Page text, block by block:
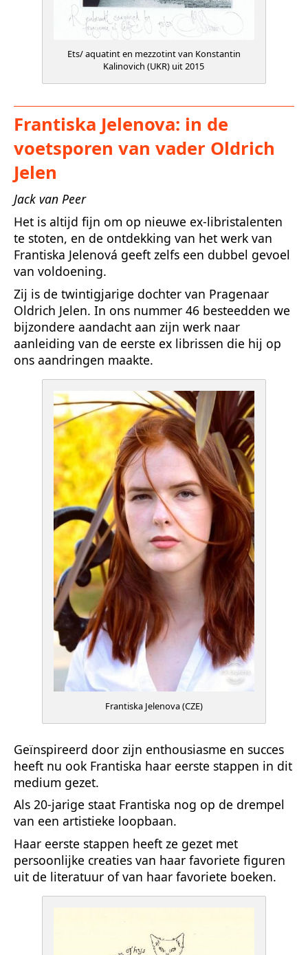
Ets/ aquatint en mezzotint van Konstantin
Kalinovich (UKR) uit 2015
Frantiska Jelenova: in de
voetsporen van vader Oldrich
Jelen
Jack van Peer
Het is altijd fijn om op nieuwe ex-libristalenten
te stoten, en de ontdekking van het werk van
Frantiska Jelenová geeft zelfs een dubbel gevoel
van voldoening.
Zij is de twintigjarige dochter van Pragenaar
Oldrich Jelen. In ons nummer 46 besteedden we
bijzondere aandacht aan zijn werk naar
aanleiding van de eerste ex librissen die hij op
ons aandringen maakte.
Frantiska Jelenova (CZE)
Geïnspireerd door zijn enthousiasme en succes
heeft nu ook Frantiska haar eerste stappen in dit
medium gezet.
Als 20-jarige staat Frantiska nog op de drempel
van een artistieke loopbaan.
Haar eerste stappen heeft ze gezet met
persoonlijke creaties van haar favoriete figuren
uit de literatuur of van haar favoriete boeken.